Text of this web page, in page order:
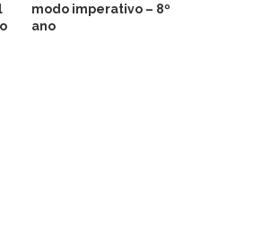
modo imperativo – 8º
ano